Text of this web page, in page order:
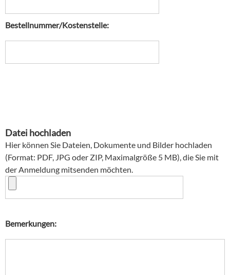
Bestellnummer/Kostenstelle:
Datei hochladen
Hier können Sie Dateien, Dokumente und Bilder hochladen
(Format: PDF, JPG oder ZIP, Maximalgröße 5 MB), die Sie mit
der Anmeldung mitsenden möchten.
Bemerkungen: